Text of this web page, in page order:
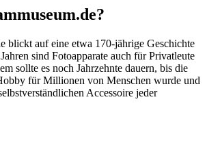
blickt auf eine etwa 170-jährige Geschichte
sind Fotoapparate auch für Privatleute
sollte es noch Jahrzehnte dauern, bis die
für Millionen von Menschen wurde und
Accessoire jeder